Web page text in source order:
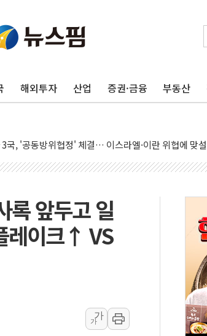
해외투자 산업 증권·금융 부동산
밖 부진에 연준 금리 인상 가능성 낮아지며 상승…
나…고용 감소에 9월 동결 전망 우세
정명령 검토…"이르면 다음 주"
도회장 공사 중단 명령…트럼프 제동
중 급등…시장은 "또 개입했나" 촉각
체주 프리뷰...美 고용 쇼크에 반도체주 '활짝'
용 쇼크에 금리 인상 우려 후퇴…나스닥 선물 1%대
주...아틀라시안·클라우드플레어·태양광주↑ VS 트
"6·25 미군 실종자 7359명 끝까지 찾겠다"
파월 때와 달리 워시엔 톤 낮춰
록 앞두고 일
레이크↑ VS
가
가